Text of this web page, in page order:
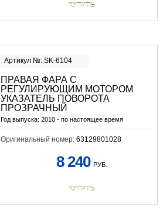
КУПИТЬ
Артикул №: SK-6104
ПРАВАЯ ФАРА С
РЕГУЛИРУЮЩИМ МОТОРОМ
УКАЗАТЕЛЬ ПОВОРОТА
ПРОЗРАЧНЫЙ
Год выпуска: 2010 - по настоящее время
Оригинальный номер: 63129801028
8 240 РУБ.
КУПИТЬ